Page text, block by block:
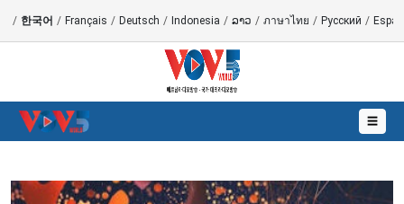
/ 한국어 / Français / Deutsch / Indonesia / ລາວ / ภาษาไทย / Русский /
☰